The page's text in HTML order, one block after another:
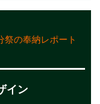
祭の奉納レポート
イン